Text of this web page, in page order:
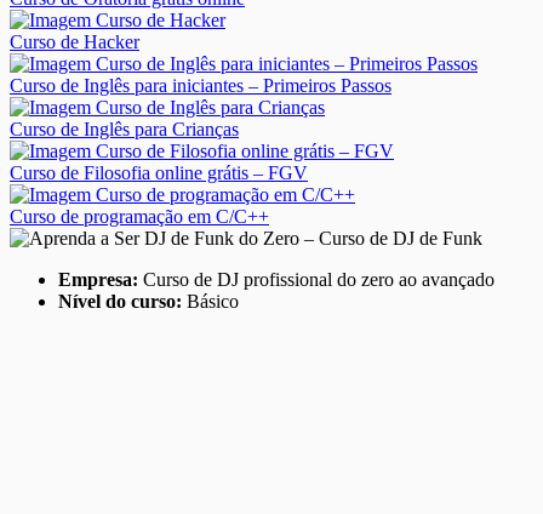
Curso de Hacker
Curso de Inglês para iniciantes – Primeiros Passos
Curso de Inglês para Crianças
Curso de Filosofia online grátis – FGV
Curso de programação em C/C++
Empresa: Curso de DJ profissional do zero ao avançado
Nível do curso: Básico